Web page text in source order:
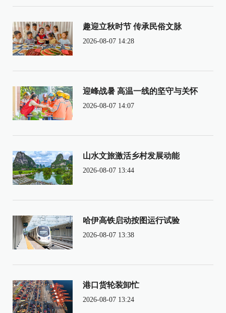
趣迎立秋时节 传承民俗文脉
2026-08-07 14:28
迎峰战暑 高温一线的坚守与关怀
2026-08-07 14:07
山水文旅激活乡村发展动能
2026-08-07 13:44
哈伊高铁启动按图运行试验
2026-08-07 13:38
港口货轮装卸忙
2026-08-07 13:24